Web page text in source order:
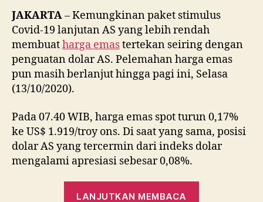
JAKARTA– Kemungkinan paket stimulus
Covid-19 lanjutan AS yang lebih rendah
membuatharga emastertekan seiring dengan
penguatan dolar AS. Pelemahan harga emas
pun masih berlanjut hingga pagi ini, Selasa
(13/10/2020).
Pada 07.40 WIB, harga emas spot turun 0,17%
ke US$ 1.919/troy ons. Di saat yang sama, posisi
dolar AS yang tercermin dari indeks dolar
mengalami apresiasi sebesar 0,08%.
LANJUTKAN MEMBACA